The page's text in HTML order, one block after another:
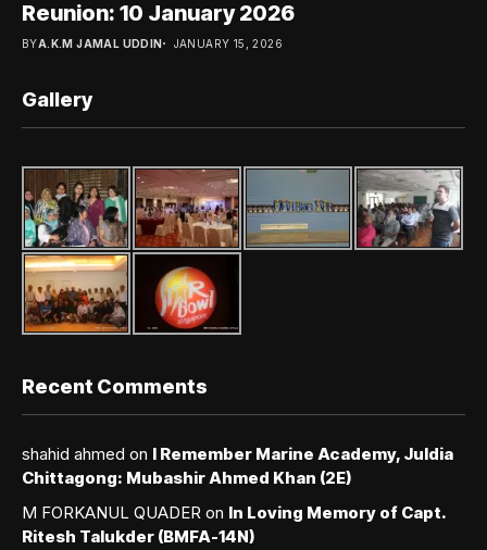
Reunion: 10 January 2026
BYA.K.M JAMAL UDDIN JANUARY 15, 2026
Gallery
Recent Comments
shahid ahmed on I Remember Marine Academy, Juldia
Chittagong: Mubashir Ahmed Khan (2E)
M FORKANUL QUADER on In Loving Memory of Capt.
Ritesh Talukder (BMFA-14N)